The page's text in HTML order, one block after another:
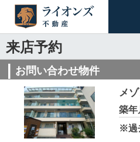
来店予約
お問い合わせ物件
メ
築年
※過